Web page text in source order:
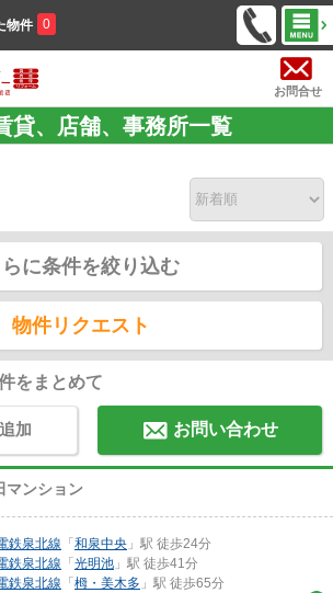
物件 0
お問合せ
貸、店舗、事務所一覧
らに条件を絞り込む
物件リクエスト
をまとめて
加 お問い合わせ
マンション
鉄泉北線 「 和泉中央 」駅 徒歩24分
鉄泉北線 「 光明池 」駅 徒歩41分
鉄泉北線 「 栂・美木多 」駅 徒歩65分